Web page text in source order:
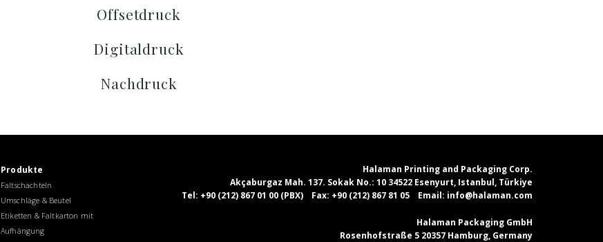
Offsetdruck
Digitaldruck
Nachdruck
Produkte
Faltschachteln
Umschläge & Beutel
Etiketten & Faltkarton mit
Aufhängung
Halaman Printing and Packaging Corp.
Akçaburgaz Mah. 137. Sokak No.: 10 34522 Esenyurt, Istanbul, Türkiye
Tel: +90 (212) 867 01 00 (PBX) Fax: +90 (212) 867 81 05 Email: info@halaman.com
Halaman Packaging GmbH
Rosenhofstraße 5 20357 Hamburg, Germany